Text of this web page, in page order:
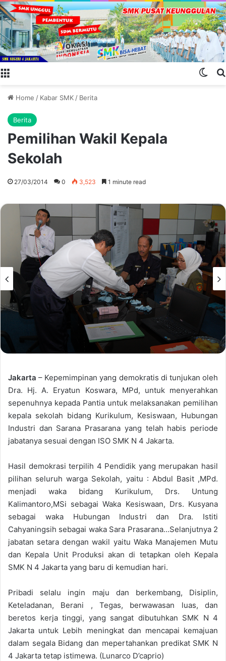
Home / Kabar SMK / Berita
Berita
Pemilihan Wakil Kepala
Sekolah
27/03/2014 0 3,523 1 minute read
Jakarta – Kepemimpinan yang demokratis di tunjukan oleh
Dra. Hj. A. Eryatun Koswara, MPd, untuk menyerahkan
sepenuhnya kepada Pantia untuk melaksanakan pemilihan
kepala sekolah bidang Kurikulum, Kesiswaan, Hubungan
Industri dan Sarana Prasarana yang telah habis periode
jabatanya sesuai dengan ISO SMK N 4 Jakarta.
Hasil demokrasi terpilih 4 Pendidik yang merupakan hasil
pilihan seluruh warga Sekolah, yaitu : Abdul Basit ,MPd.
menjadi waka bidang Kurikulum, Drs. Untung
Kalimantoro,MSi sebagai Waka Kesiswaan, Drs. Kusyana
sebagai waka Hubungan Industri dan Dra. Istiti
Cahyaningsih sebagai waka Sara Prasarana…Selanjutnya 2
jabatan setara dengan wakil yaitu Waka Manajemen Mutu
dan Kepala Unit Produksi akan di tetapkan oleh Kepala
SMK N 4 Jakarta yang baru di kemudian hari.
Pribadi selalu ingin maju dan berkembang, Disiplin,
Keteladanan, Berani , Tegas, berwawasan luas, dan
beretos kerja tinggi, yang sangat dibutuhkan SMK N 4
Jakarta untuk Lebih meningkat dan mencapai kemajuan
dalam segala Bidang dan mepertahankan predikat SMK N
4 Jakarta tetap istimewa. (Lunarco D’caprio)